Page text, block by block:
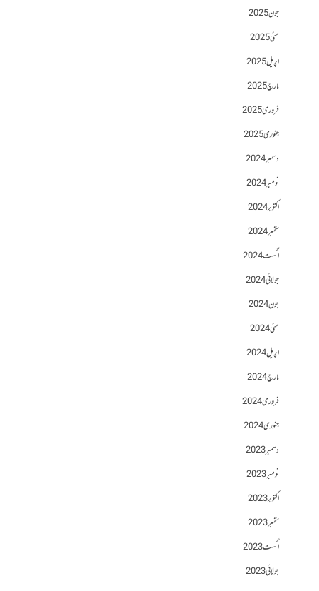
جون 2025
مئی 2025
اپریل 2025
مارچ 2025
فروری 2025
جنوری 2025
دسمبر 2024
نومبر 2024
اکتوبر 2024
ستمبر 2024
اگست 2024
جولائی 2024
جون 2024
مئی 2024
اپریل 2024
مارچ 2024
فروری 2024
جنوری 2024
دسمبر 2023
نومبر 2023
اکتوبر 2023
ستمبر 2023
اگست 2023
جولائی 2023